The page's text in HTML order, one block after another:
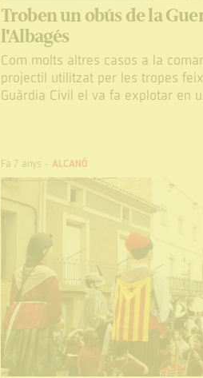
Troben un obús de la
l'Albagés
Com molts altres casos a la
projectil utilitzat per les tropes
Guàrdia Civil el va fa explotar en
Fa 7 anys -ALCANÓ